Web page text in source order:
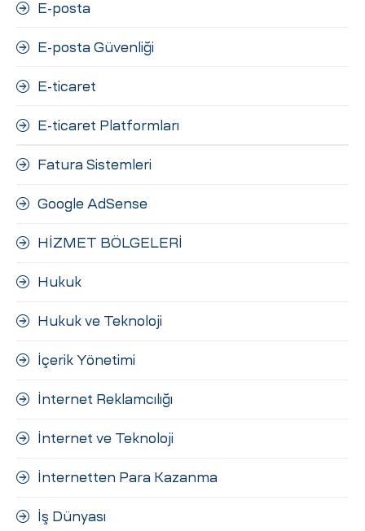
E-posta
E-posta Güvenliği
E-ticaret
E-ticaret Platformları
Fatura Sistemleri
Google AdSense
HİZMET BÖLGELERİ
Hukuk
Hukuk ve Teknoloji
İçerik Yönetimi
İnternet Reklamcılığı
İnternet ve Teknoloji
İnternetten Para Kazanma
İş Dünyası